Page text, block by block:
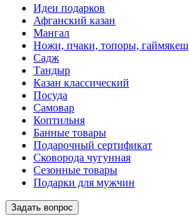
Идеи подарков
Афганский казан
Мангал
Ножи, пчаки, топоры, гаймякеш
Садж
Тандыр
Казан классический
Посуда
Самовар
Коптильня
Банные товары
Подарочный сертификат
Сковорода чугунная
Сезонные товары
Подарки для мужчин
Задать вопрос